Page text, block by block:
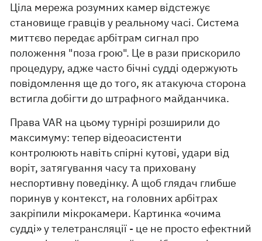
Ціла мережа розумних камер відстежує
становище гравців у реальному часі. Система
миттєво передає арбітрам сигнал про
положення "поза грою". Це в рази прискорило
процедуру, адже часто бічні судді одержують
повідомлення ще до того, як атакуюча сторона
встигла добігти до штрафного майданчика.
Права VAR на цьому турнірі розширили до
максимуму: тепер відеоасистенти
контролюють навіть спірні кутові, удари від
воріт, затягування часу та приховану
неспортивну поведінку. А щоб глядач глибше
поринув у контекст, на головних арбітрах
закріпили мікрокамери. Картинка «очима
судді» у телетрансляції - це не просто ефектний